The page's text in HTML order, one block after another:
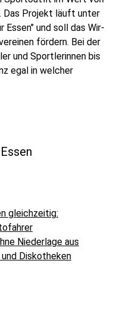
Das Projekt läuft unter
und soll das Wir-
fördern. Bei der
und Sportlerinnen bis
egal in welcher
gleichzeitig:
Niederlage aus
und Diskotheken